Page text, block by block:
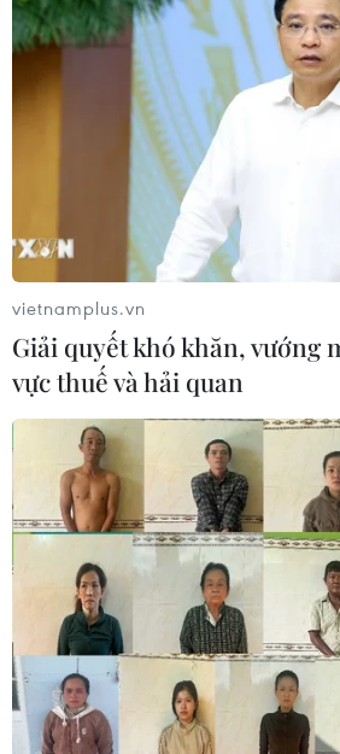
vietnamplus.vn
Giải quyết khó khăn, vướng
vực thuế và hải quan